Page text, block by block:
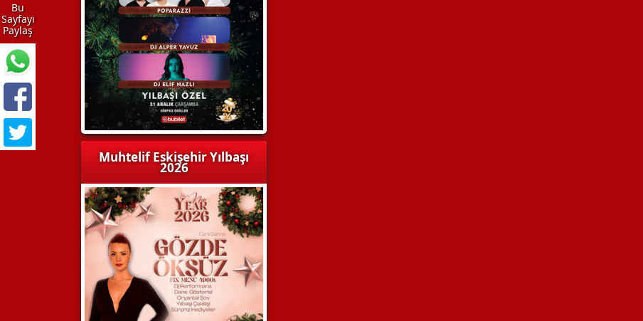
Muhtelif Eskişehir Yılbaşı
2026
Bu
Sayfayı
Paylaş